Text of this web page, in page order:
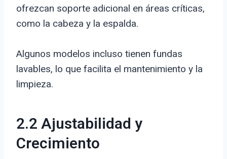
ofrezcan soporte adicional en áreas críticas,
como la cabeza y la espalda.
Algunos modelos incluso tienen fundas
lavables, lo que facilita el mantenimiento y la
limpieza.
2.2 Ajustabilidad y
Crecimiento